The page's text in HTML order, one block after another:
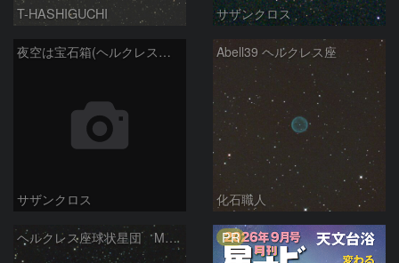
T-HASHIGUCHI サザンクロス
夜空は宝石箱(ヘルクレス座 M13) Seestar50
サザンクロス
Abell39 ヘルクレス座
化石職人
ヘルクレス座球状星団 M１３（RGB合成） PR